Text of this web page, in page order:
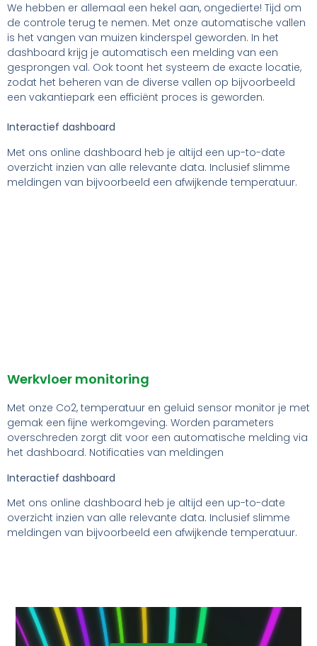
We hebben er allemaal een hekel aan, ongedierte! Tijd om
de controle terug te nemen. Met onze automatische vallen
is het vangen van muizen kinderspel geworden. In het
dashboard krijg je automatisch een melding van een
gesprongen val. Ook toont het systeem de exacte locatie,
zodat het beheren van de diverse vallen op bijvoorbeeld
een vakantiepark een efficiënt proces is geworden.
Interactief dashboard
Met ons online dashboard heb je altijd een up-to-date
overzicht inzien van alle relevante data. Inclusief slimme
meldingen van bijvoorbeeld een afwijkende temperatuur.
gemak een fijne werkomgeving. Worden parameters
overschreden zorgt dit voor een automatische melding via
het dashboard. Notificaties van meldingen